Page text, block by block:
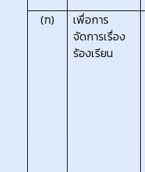
(ฑ)
เพื่อการ
จัดการเรื่อง
ร้องเรียน